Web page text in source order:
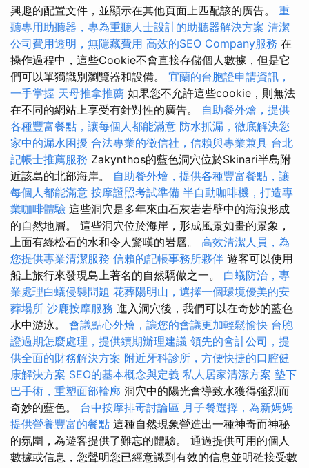
興趣的配置文件，並顯示在其他頁面上匹配該的廣告。 重
聽專用助聽器，專為重聽人士設計的助聽器解決方案 清潔
公司費用透明，無隱藏費用 高效的SEO Company服務 在
操作過程中，這些Cookie不會直接存儲個人數據，但是它
們可以單獨識別瀏覽器和設備。 宜蘭的台胞證申請資訊，
一手掌握 天母推拿推薦 如果您不允許這些cookie，則無法
在不同的網站上享受有針對性的廣告。 自助餐外燴，提供
各種豐富餐點，讓每個人都能滿意 防水抓漏，徹底解決您
家中的漏水困擾 合法專業的徵信社，信賴與專業兼具 台北
記帳士推薦服務 Zakynthos的藍色洞穴位於Skinari半島附
近該島的北部海岸。 自助餐外燴，提供各種豐富餐點，讓
每個人都能滿意 按摩證照考試準備 半自動咖啡機，打造專
業咖啡體驗 這些洞穴是多年來由石灰岩岩壁中的海浪形成
的自然地層。 這些洞穴位於海岸，形成風景如畫的景象，
上面有綠松石的水和令人驚嘆的岩層。 高效清潔人員，為
您提供專業清潔服務 信賴的記帳事務所夥伴 遊客可以使用
船上旅行來發現島上著名的自然驕傲之一。 白蟻防治，專
業處理白蟻侵襲問題 花葬陽明山，選擇一個環境優美的安
葬場所 沙鹿按摩服務 進入洞穴後，我們可以在奇妙的藍色
水中游泳。 會議點心外燴，讓您的會議更加輕鬆愉快 台胞
證過期怎麼處理，提供續期辦理建議 領先的會計公司，提
供全面的財務解決方案 附近牙科診所，方便快捷的口腔健
康解決方案 SEO的基本概念與定義 私人居家清潔方案 墊下
巴手術，重塑面部輪廓 洞穴中的陽光會導致水獲得強烈而
奇妙的藍色。 台中按摩排毒討論區 月子餐選擇，為新媽媽
提供營養豐富的餐點 這種自然現象營造出一種神奇而神秘
的氛圍，為遊客提供了難忘的體驗。 通過提供可用的個人
數據或信息，您聲明您已經意識到有效的信息並明確接受數